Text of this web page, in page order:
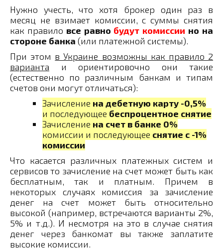
Нужно учесть, что хотя брокер один раз в
месяц не взимает комиссии, с суммы снятия
как правило все равно будут комиссии но на
стороне банка (или платежной системы).
При этом в Украине возможны как правило 2
варианта и ориентировочно они такие
(естественно по различным банкам и типам
счетов они могут отличаться):
Зачисление на дебетную карту -0,5%
и последующее беспроцентное снятие
Зачисление на счет в банке 0%
комиссии и последующее снятие с -1%
комиссии
Что касается различных платежных систем и
сервисов то зачисление на счет может быть как
бесплатным, так и платным. Причем в
некоторых случаях комиссия за зачисление
денег на счет может быть относительно
высокой (например, встречаются варианты 2%,
5% и т.д.). И несмотря на это в случае снятия
денег через банкомат вы также заплатите
высокие комиссии.